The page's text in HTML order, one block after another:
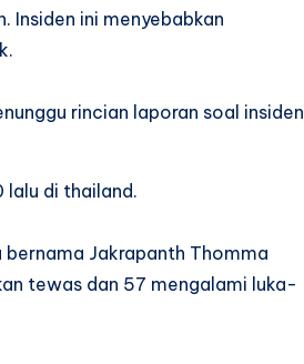
Insiden ini menyebabkan
rincian laporan soal insiden
lalu di thailand.
Jakrapanth Thomma
tewas dan 57 mengalami luka-